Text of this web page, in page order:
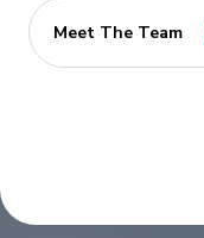
Meet The Team